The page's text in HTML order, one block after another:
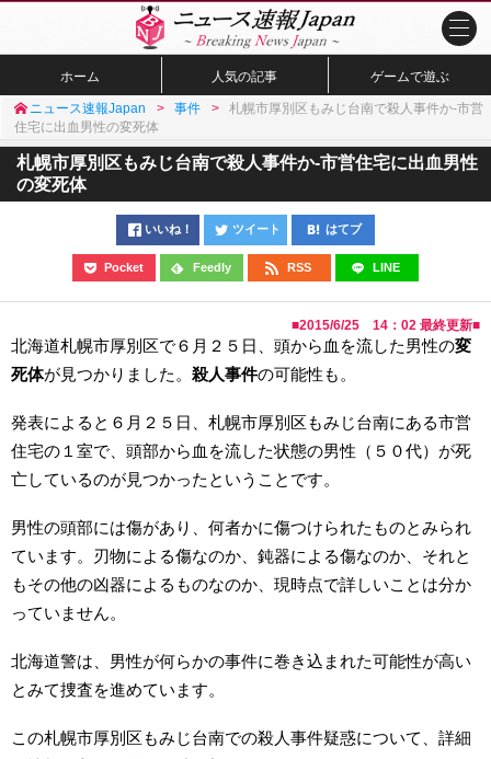
ホーム 人気の記事 ゲームで遊ぶ
ニュース速報Japan 事件
札幌市厚別区もみじ台南で殺人事件か-市営
住宅に出血男性の変死体
札幌市厚別区もみじ台南で殺人事件か-市営住宅に出血男性
の変死体
いいね！ ツイート はてブ
Pocket Feedly RSS LINE
■2015/6/25 14：02 最終更新■
北海道札幌市厚別区で６月２５日、頭から血を流した男性の変
死体が見つかりました。 殺人事件の可能性も。
発表によると６月２５日、札幌市厚別区もみじ台南にある市営
住宅の１室で、頭部から血を流した状態の男性（５０代）が死
亡しているのが見つかったということです。
男性の頭部には傷があり、何者かに傷つけられたものとみられ
ています。刃物による傷なのか、鈍器による傷なのか、それと
もその他の凶器によるものなのか、現時点で詳しいことは分か
っていません。
北海道警は、男性が何らかの事件に巻き込まれた可能性が高い
とみて捜査を進めています。
この札幌市厚別区もみじ台南での殺人事件疑惑について、詳細